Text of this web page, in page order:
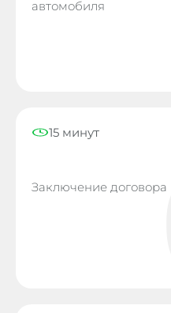
автомобиля
15 минут
Заключение договора